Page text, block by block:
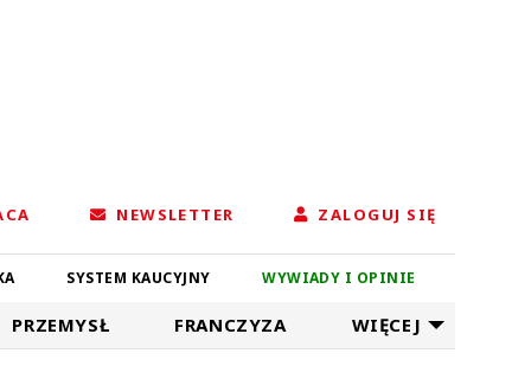
NEWSLETTER ZALOGUJ SIĘ
SYSTEM KAUCYJNY WYWIADY I OPINIE
PRZEMYSŁ FRANCZYZA WIĘCEJ